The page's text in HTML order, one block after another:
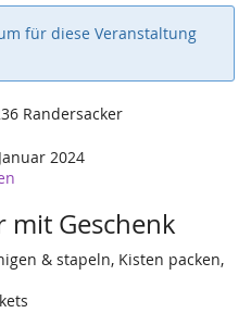
für diese Veranstaltung
Randersacker
2024
Geschenk
& stapeln, Kisten packen,